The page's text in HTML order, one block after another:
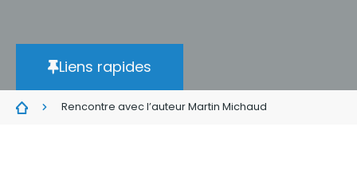
Liens rapides
Rencontre avec l’auteur Martin Michaud